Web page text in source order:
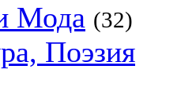
Мода (32)
Поэзия